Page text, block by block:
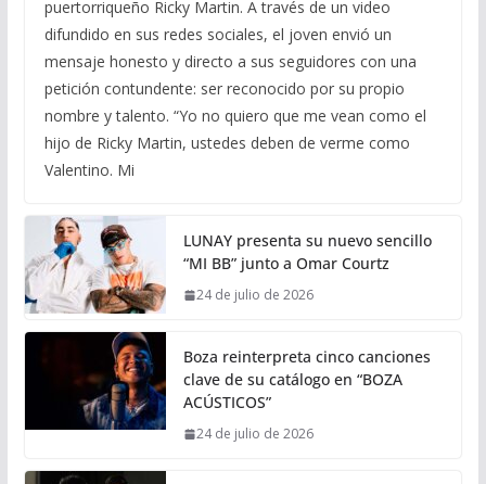
puertorriqueño Ricky Martin. A través de un video
difundido en sus redes sociales, el joven envió un
mensaje honesto y directo a sus seguidores con una
petición contundente: ser reconocido por su propio
nombre y talento. “Yo no quiero que me vean como el
hijo de Ricky Martin, ustedes deben de verme como
Valentino. Mi
LUNAY presenta su nuevo sencillo
“MI BB” junto a Omar Courtz
24 de julio de 2026
Boza reinterpreta cinco canciones
clave de su catálogo en “BOZA
ACÚSTICOS”
24 de julio de 2026